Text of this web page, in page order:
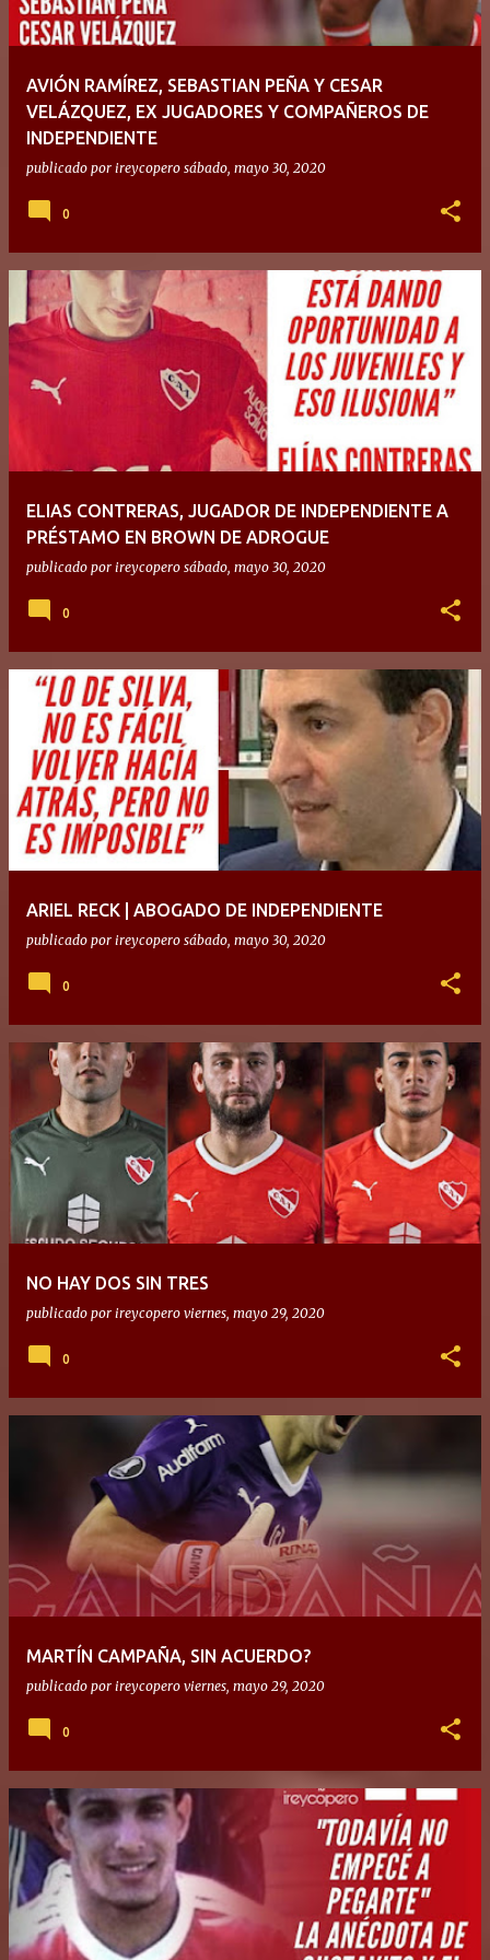
AVIÓN RAMÍREZ, SEBASTIAN PEÑA Y CESAR
VELÁZQUEZ, EX JUGADORES Y COMPAÑEROS DE
INDEPENDIENTE
publicado por ireycopero sábado, mayo 30, 2020
0
ELIAS CONTRERAS, JUGADOR DE INDEPENDIENTE A
PRÉSTAMO EN BROWN DE ADROGUE
publicado por ireycopero sábado, mayo 30, 2020
0
ARIEL RECK | ABOGADO DE INDEPENDIENTE
publicado por ireycopero sábado, mayo 30, 2020
0
NO HAY DOS SIN TRES
publicado por ireycopero viernes, mayo 29, 2020
0
MARTÍN CAMPAÑA, SIN ACUERDO?
publicado por ireycopero viernes, mayo 29, 2020
0